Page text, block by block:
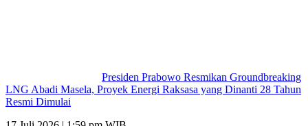
Presiden Prabowo Resmikan Groundbreaking
LNG Abadi Masela, Proyek Energi Raksasa yang Dinanti 28 Tahun
Resmi Dimulai